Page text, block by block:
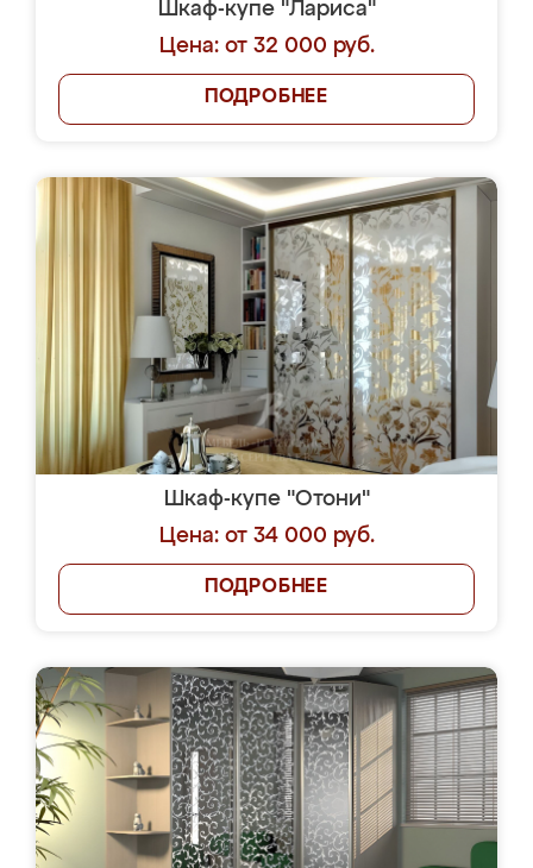
Шкаф-купе "Лариса"
Цена: от 32 000 руб.
ПОДРОБНЕЕ
Шкаф-купе "Отони"
Цена: от 34 000 руб.
ПОДРОБНЕЕ